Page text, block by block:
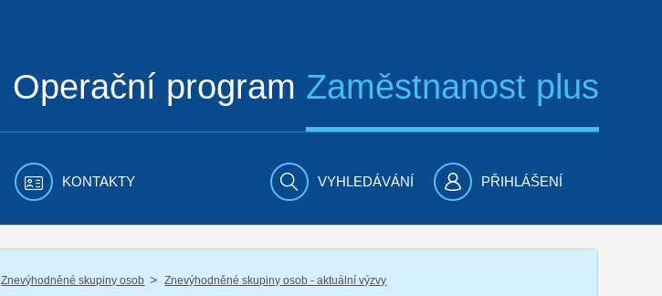
Operační program Zaměstnanost plus
KONTAKTY VYHLEDÁVÁNÍ PŘIHLÁŠENÍ
Znevýhodněné skupiny osob / Znevýhodněné skupiny osob - aktuální výzvy